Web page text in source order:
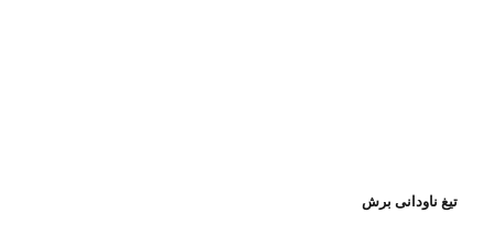
تیغ ناودانی برش